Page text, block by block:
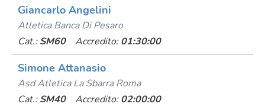
Giancarlo Angelini
Atletica Banca Di Pesaro
Cat.: SM60 Accredito: 01:30:00
Simone Attanasio
Asd Atletica La Sbarra Roma
Cat.: SM40 Accredito: 02:00:00